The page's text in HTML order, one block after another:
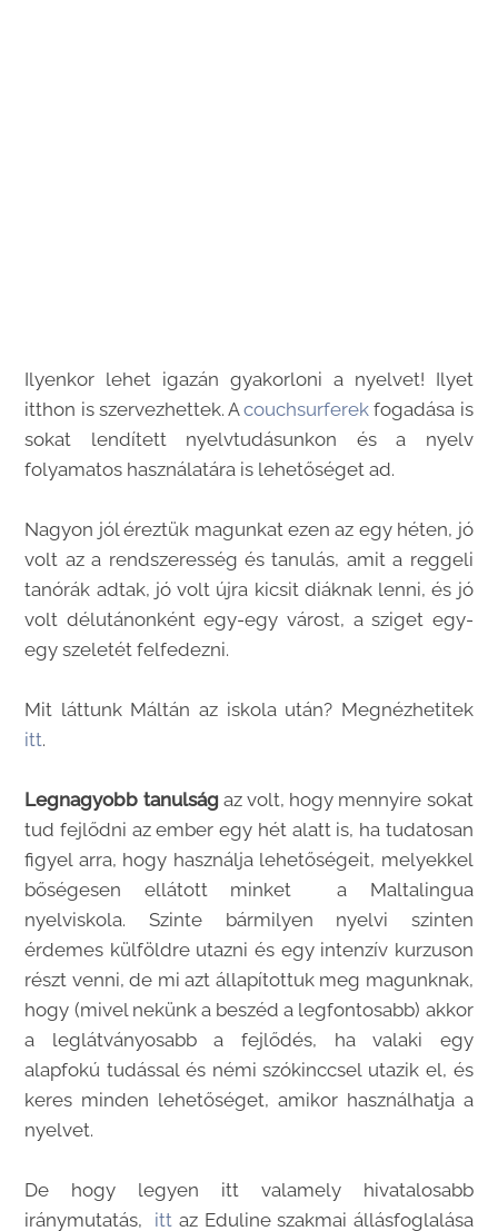
Ilyenkor lehet igazán gyakorloni a nyelvet! Ilyet
itthon is szervezhettek. Acouchsurferek fogadása is
sokat lendített nyelvtudásunkon és a nyelv
folyamatos használatára is lehetőséget ad.
Nagyon jól éreztük magunkat ezen az egy héten, jó
volt az a rendszeresség és tanulás, amit a reggeli
tanórák adtak, jó volt újra kicsit diáknak lenni, és jó
volt délutánonként egy-egy várost, a sziget egy-
egy szeletét felfedezni.
Mit láttunk Máltán az iskola után? Megnézhetitek
itt.
Legnagyobb tanulságaz volt, hogy mennyire sokat
tud fejlődni az ember egy hét alatt is, ha tudatosan
figyel arra, hogy használja lehetőségeit, melyekkel
bőségesen ellátott minket a Maltalingua
nyelviskola. Szinte bármilyen nyelvi szinten
érdemes külföldre utazni és egy intenzív kurzuson
részt venni, de mi azt állapítottuk meg magunknak,
hogy (mivel nekünk a beszéd a legfontosabb) akkor
a leglátványosabb a fejlődés, ha valaki egy
alapfokú tudással és némi szókinccsel utazik el, és
keres minden lehetőséget, amikor használhatja a
nyelvet.
De hogy legyen itt valamely hivatalosabb
iránymutatás, itt az Eduline szakmai állásfoglalása